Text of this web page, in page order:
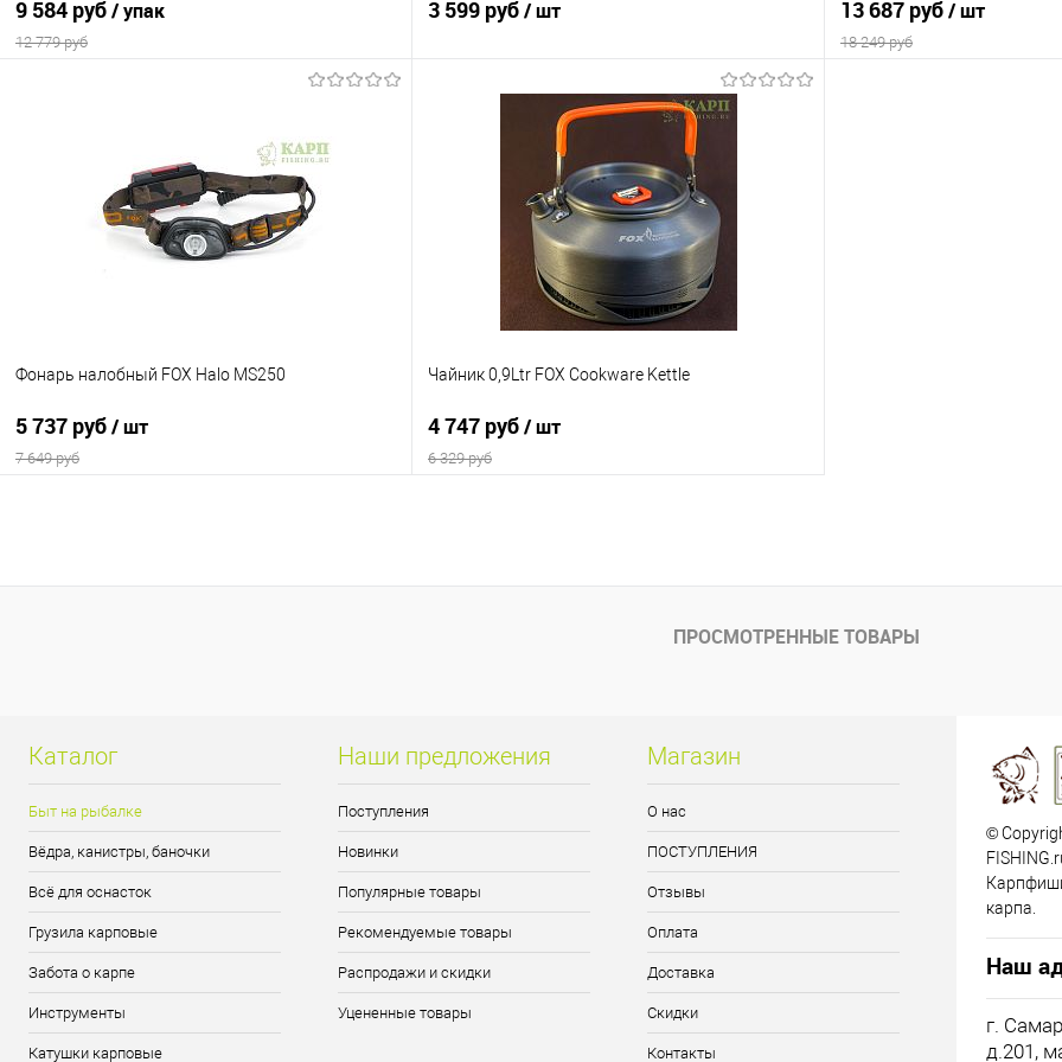
9 584 руб/ упак
12 779 руб
Сравнение
В избранное
В наличии
3 599 руб/ шт
В корзину
Сравнение
В избранное
В наличии
13 687 руб/ шт
18 249 руб
Фонарь налобный FOX Halo MS250
5 737 руб/ шт
7 649 руб
Купить в 1 клик
Сравнение
Чайник 0,9Ltr FOX Cookware Kettle
4 747 руб/ шт
6 329 руб
Купить в 1 клик
Сравнение
В наличии
ПРОСМОТРЕННЫЕ ТОВАРЫ
Каталог
Быт на рыбалке
Вёдра, канистры, баночки
Всё для оснасток
Грузила карповые
Забота о карпе
Инструменты
Катушки карповые
Наши предложения
Поступления
Новинки
Популярные товары
Рекомендуемые товары
Распродажи и скидки
Уцененные товары
Магазин
О нас
ПОСТУПЛЕНИЯ
Отзывы
Оплата
Доставка
Скидки
Контакты
©
карпа.
Наш
г.
д.201,